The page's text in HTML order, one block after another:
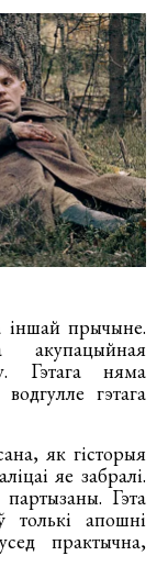
іншай прычыне.
Гэтага няма
гэтага
як гісторыя
яе забралі.
Гэта
толькі апошні
практычна,